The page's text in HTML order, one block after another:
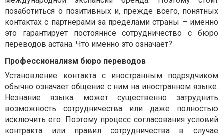
позаботиться о позитивных и, прежде всего, понятных
контактах с партнерами за пределами страны – именно
это гарантирует постоянное сотрудничество с бюро
переводов астана. Что именно это означает?
Профессионализм бюро переводов
Установление контакта с иностранным подрядчиком
обычно означает общение с ним на иностранном языке.
Незнание языка может существенно затруднить
возможность сотрудничества или даже полностью
исключить его. Поэтому процесс согласования условий
контракта или правил сотрудничества в случае